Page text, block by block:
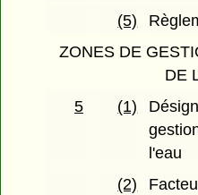
(5)
ZONES DE
DE
5
(1)
l'eau
(2)